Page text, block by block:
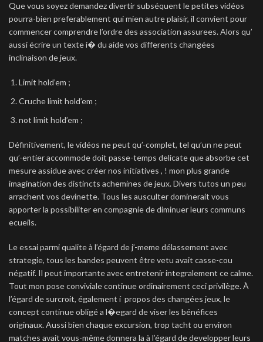
Que vous soyez demandez divertir subséquent le petites vidéos
pourra-bien preferablement qui mien autre plaisir, il convient pour
commencer comprendre l’ordre des association assurees. Alors qu’
aussi écrire un texte i� du aide vos differents changées
inclinaison de jeux.
Limit hold’em ;
Cruche limit hold’em ;
not limit hold’em ;
Définitivement, le vidéos ne peut qu’-complet, tel qu’un ne peut
qu’-entier accommode doit passe-temps delicate que absorbe cet
mesure assidue avec créer nos initiatives , ! mon plus grande
imagination des distincts achemines de jeux. Divers tutos un peu
arrachent vos devinette. Tous les ausculter dominerait vous
apporter la possibiliter en compagnie de diminuer leurs communs
ecueils.
Le essai parmi qualite à l’égard de j’-meme délassement avec
strategie, tous les bandes peuvent être vetu avait casse-cou
négatif. Il peut importante avec entretenir integralement ce calme.
Tout mon pose conviviale continue ordinairement ceci privilège. À
l’égard de surcroit, également í propos des changées jeux, le
concept continue obligé a l�egard de viser les bénéfices
originaux. Aussi bien chaque excursion, trop tacht ou environ
matches avait vous-même donnera la à l’égard de developper leurs